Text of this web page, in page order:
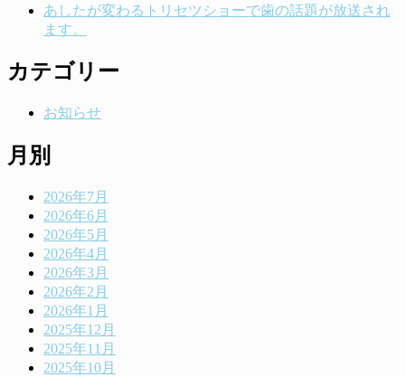
あしたが変わるトリセツショーで歯の話題が放送され
ます。
カテゴリー
お知らせ
月別
2026年7月
2026年6月
2026年5月
2026年4月
2026年3月
2026年2月
2026年1月
2025年12月
2025年11月
2025年10月